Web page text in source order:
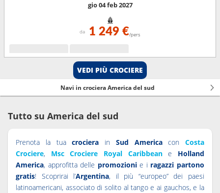
gio 04 feb 2027
da 1 249 €/pers
VEDI PIÙ CROCIERE
Navi in crociera America del sud
Tutto su America del sud
Prenota la tuacrociera in Sud Americacon Costa
Crociere, Msc Crociere Royal Caribbeane Holland
America, approfitta delle promozionie i ragazzi partono
gratis! Scoprirai l’Argentina, il più “europeo” dei paesi
latinoamericani, associato di solito al tango e ai gauchos, e la